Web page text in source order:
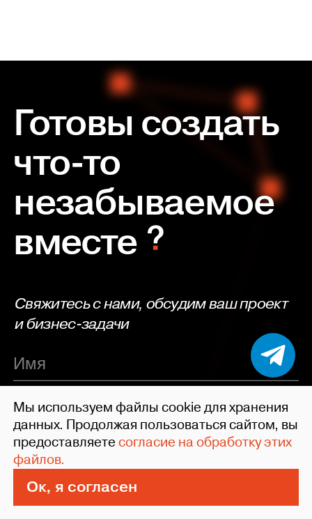
Готовы создать
что-то
незабываемое
вместе
Свяжитесь с нами, обсудим ваш проект
и бизнес-задачи
обязательно
Я даю согласие на обработку моих
персональных данных. Подтверждаю,
что ознакомлен(а) с
Мы используем файлы cookie для хранения
данных. Продолжая пользоваться сайтом, вы
предоставляетесогласие на обработку этих
файлов.
Ок, я согласен